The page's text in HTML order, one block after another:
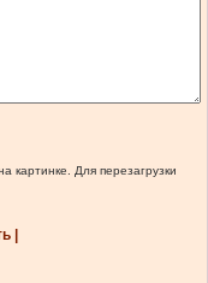
картинке. Для перезагрузки
|